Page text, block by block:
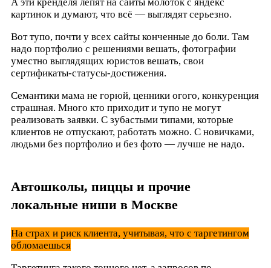
картинок и думают, что всё — выглядят серьезно.
Вот тупо, почти у всех сайты конченные до боли. Там
надо портфолио с решениями вешать, фотографии
уместно выглядящих юристов вешать, свои
сертификаты-статусы-достижения.
Семантики мама не горюй, ценники огого, конкуренция
страшная. Много кто приходит и тупо не могут
реализовать заявки. С зубастыми типами, которые
клиентов не отпускают, работать можно. С новичками,
людьми без портфолио и без фото — лучше не надо.
Автошколы, пиццы и прочие
локальные ниши в Москве
На страх и риск клиента, учитывая, что с таргетингом
обломаешься